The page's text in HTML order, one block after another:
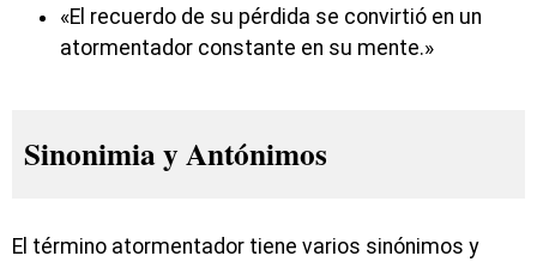
«El recuerdo de su pérdida se convirtió en un
atormentador constante en su mente.»
Sinonimia y Antónimos
El término atormentador tiene varios sinónimos y